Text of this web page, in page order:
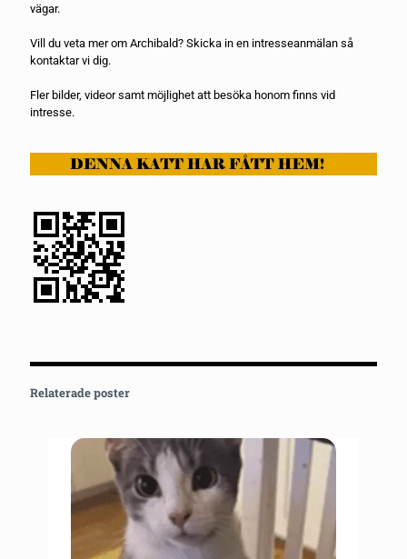
vägar.
Vill du veta mer om Archibald? Skicka in en intresseanmälan så
kontaktar vi dig.
Fler bilder, videor samt möjlighet att besöka honom finns vid
intresse.
Relaterade poster